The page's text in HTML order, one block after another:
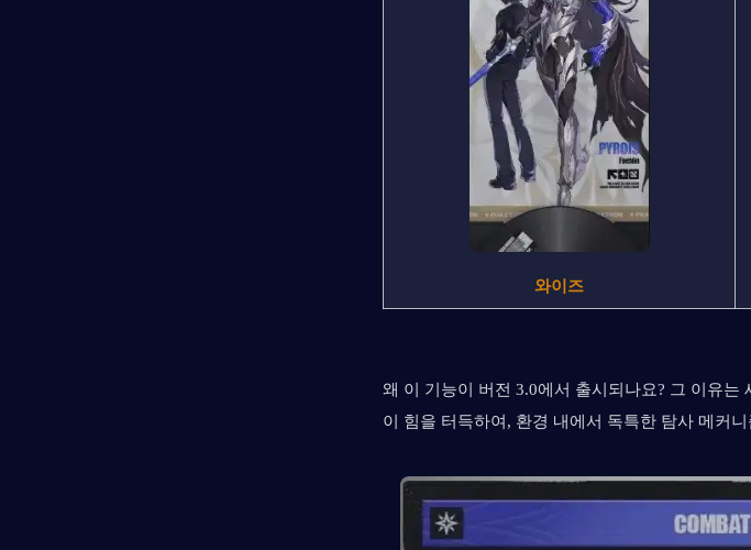
와이즈
왜 이 기능이 버전 3.0에서 출시되나요? 그 이유는
이 힘을 터득하여, 환경 내에서 독특한 탐사 메커